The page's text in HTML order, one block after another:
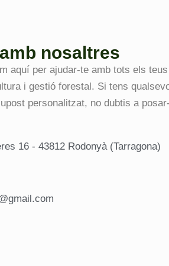
nosaltres
aquí per ajudar-te amb tots els
i gestió forestal. Si tens
personalitzat, no dubtis a
16 - 43812 Rodonyà (Tarragona)